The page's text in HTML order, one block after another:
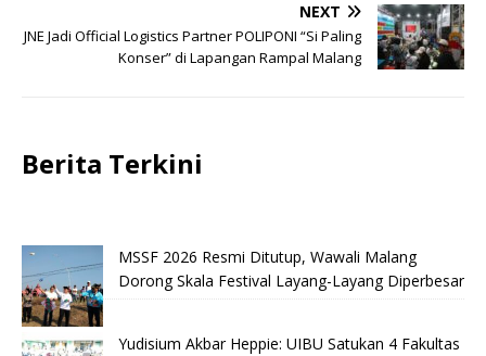
NEXT
JNE Jadi Official Logistics Partner POLIPONI “Si Paling
Konser” di Lapangan Rampal Malang
Berita Terkini
MSSF 2026 Resmi Ditutup, Wawali Malang
Dorong Skala Festival Layang-Layang Diperbesar
Yudisium Akbar Heppie: UIBU Satukan 4 Fakultas